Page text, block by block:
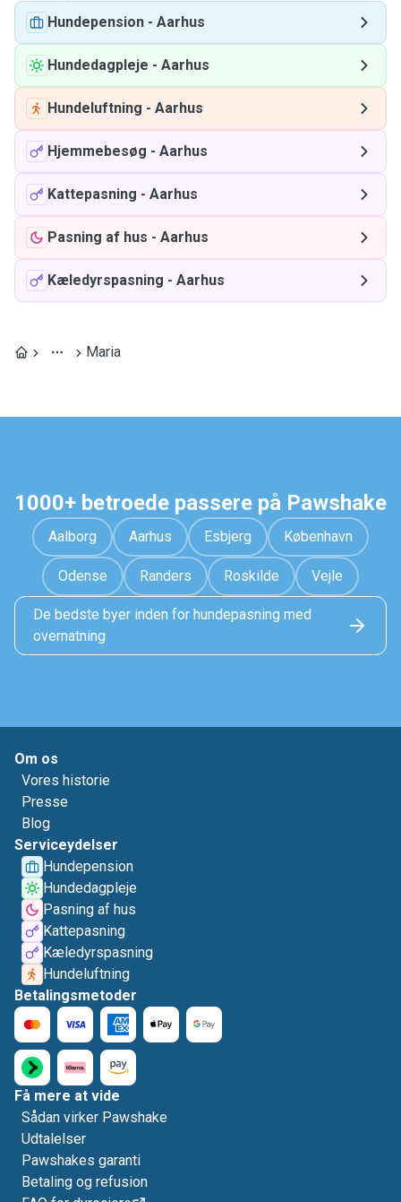
Hundepension - Aarhus
Hundedagpleje - Aarhus
Hundeluftning - Aarhus
Hjemmebesøg - Aarhus
Kattepasning - Aarhus
Pasning af hus - Aarhus
Kæledyrspasning - Aarhus
Maria
1000+ betroede passere på Pawshake
Aalborg Aarhus Esbjerg København
Odense Randers Roskilde Vejle
De bedste byer inden for hundepasning med
overnatning
Om os
Vores historie
Presse
Blog
Serviceydelser
Hundepension
Hundedagpleje
Pasning af hus
Kattepasning
Kæledyrspasning
Hundeluftning
Betalingsmetoder
Få mere at vide
Sådan virker Pawshake
Udtalelser
Pawshakes garanti
Betaling og refusion